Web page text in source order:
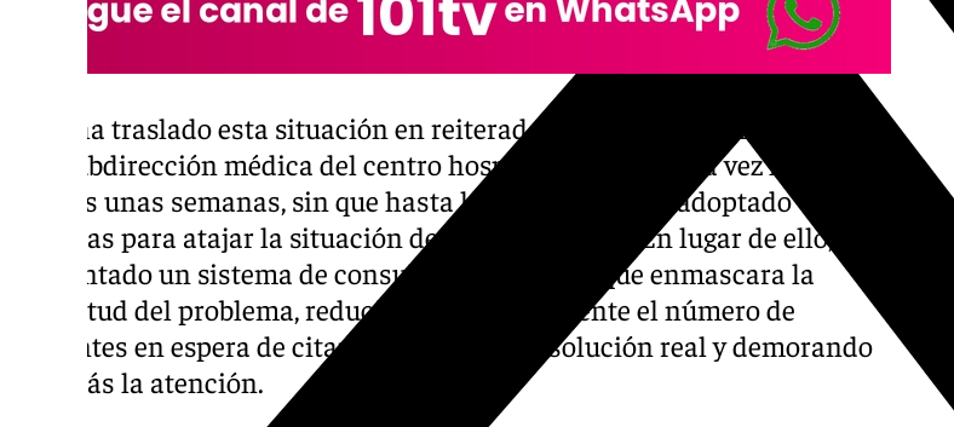
CSIF ha traslado esta situación en reiteradas ocasiones en el último año
a la subdirección médica del centro hospitalario, la última vez hace
apenas unas semanas, sin que hasta la fecha se hayan adoptado
medidas para atajar la situación de colapso actual. En lugar de ello, ha
implantado un sistema de consultas telefónicas que enmascara la
magnitud del problema, reduciendo artificialmente el número de
pacientes en espera de citar sin aportar una solución real y demorando
aún más la atención.